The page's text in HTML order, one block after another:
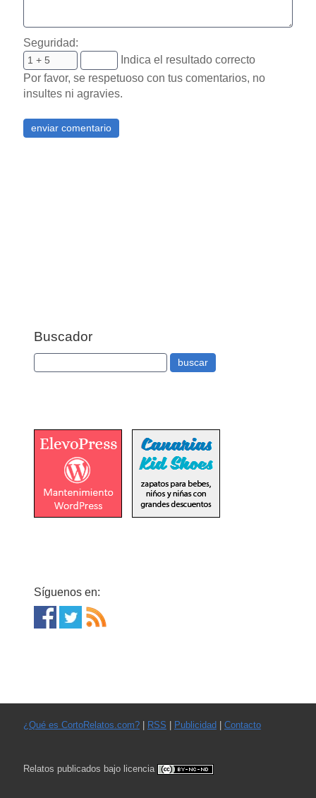
Seguridad:
Indica el resultado correcto
Por favor, se respetuoso con tus comentarios, no
insultes ni agravies.
Buscador
Síguenos en:
¿Qué es CortoRelatos.com?| RSS Publicidad Contacto
Relatos publicados bajo licencia